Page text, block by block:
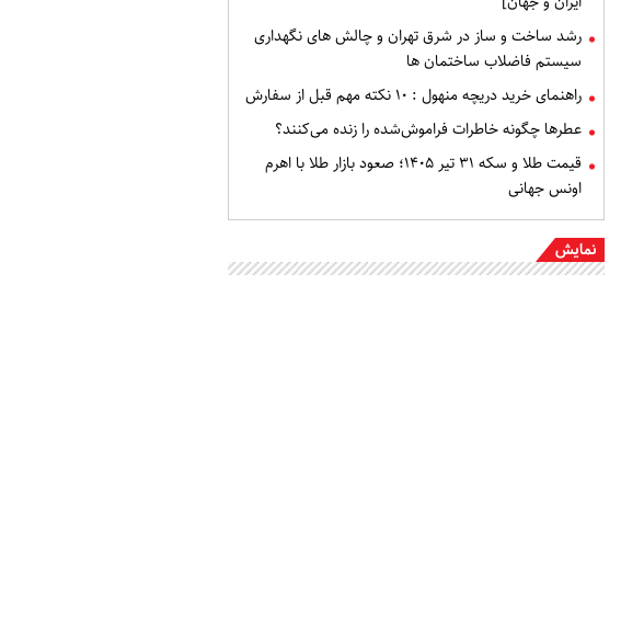
رشد ساخت و ساز در شرق تهران و چالش های نگهداری
سیستم فاضلاب ساختمان ها
راهنمای خرید دریچه منهول : ۱۰ نکته مهم قبل از سفارش
عطرها چگونه خاطرات فراموش‌شده را زنده می‌کنند؟
قیمت طلا و سکه ۳۱ تیر ۱۴۰۵؛ صعود بازار طلا با اهرم
اونس جهانی
نمایش